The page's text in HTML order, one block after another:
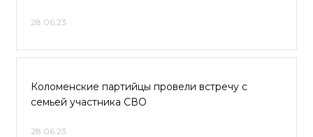
28.06.23
Коломенские партийцы провели встречу с
семьей участника СВО
28.06.23